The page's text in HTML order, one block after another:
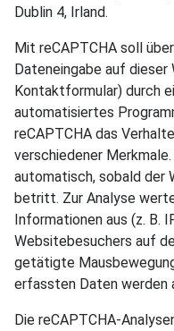
Dublin 4, Irland.
Mit reCAPTCHA soll
Dateneingabe auf dieser
Kontaktformular) durch
automatisiertes
reCAPTCHA das
verschiedener
automatisch, sobald der
betritt. Zur Analyse
Informationen aus (z. B.
Websitebesuchers auf
getätigte
erfassten Daten werden
Die reCAPTCHA-